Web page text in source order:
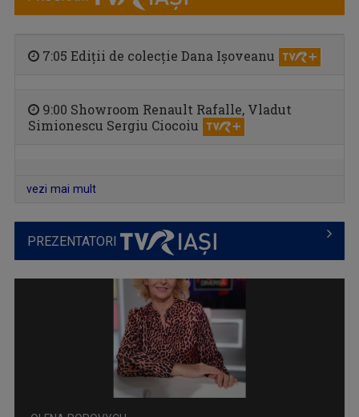
CĂLĂTORIE CU GUST
O călătorie culinară ce ne conectează cu ...
TELEJURNAL REGIONAL
Informații corecte și obiective, relatări în ...
7:05 Ediții de colecție Dana Ișoveanu
9:00 Showroom Renault Rafalle, Vladut
Simionescu Sergiu Ciocoiu
vezi mai mult
PREZENTATORI